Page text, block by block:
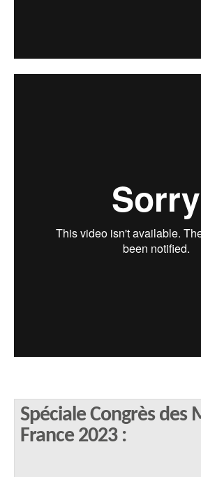
Spéciale Congrès des
France 2023 :